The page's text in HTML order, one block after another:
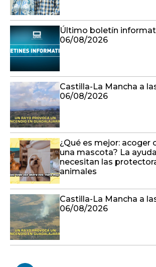
Castilla-La Mancha a las
06/08/2026
¿Qué es mejor: acoger
una mascota? La ayuda
Castilla-La Mancha a
06/08/2026